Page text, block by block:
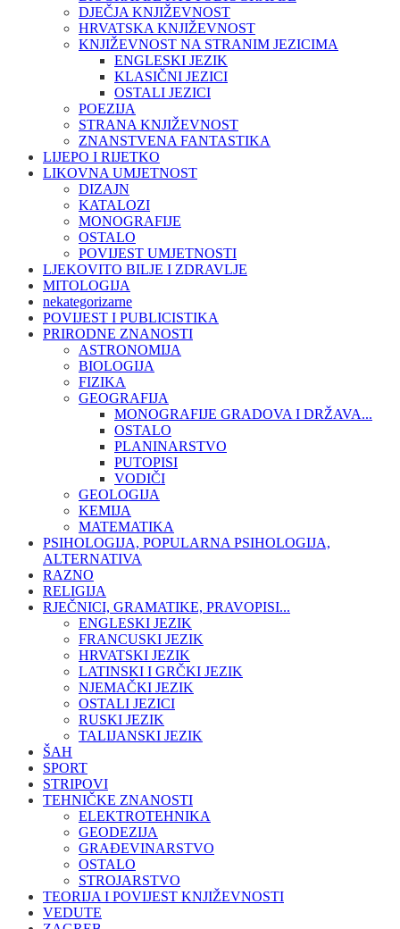
DJEČJA KNJIŽEVNOST
HRVATSKA KNJIŽEVNOST
KNJIŽEVNOST NA STRANIM JEZICIMA
ENGLESKI JEZIK
KLASIČNI JEZICI
OSTALI JEZICI
POEZIJA
STRANA KNJIŽEVNOST
ZNANSTVENA FANTASTIKA
LIJEPO I RIJETKO
LIKOVNA UMJETNOST
DIZAJN
KATALOZI
MONOGRAFIJE
OSTALO
POVIJEST UMJETNOSTI
LJEKOVITO BILJE I ZDRAVLJE
MITOLOGIJA
nekategorizarne
POVIJEST I PUBLICISTIKA
PRIRODNE ZNANOSTI
ASTRONOMIJA
BIOLOGIJA
FIZIKA
GEOGRAFIJA
MONOGRAFIJE GRADOVA I DRŽAVA...
OSTALO
PLANINARSTVO
PUTOPISI
VODIČI
GEOLOGIJA
KEMIJA
MATEMATIKA
PSIHOLOGIJA, POPULARNA PSIHOLOGIJA,
ALTERNATIVA
RAZNO
RELIGIJA
RJEČNICI, GRAMATIKE, PRAVOPISI...
ENGLESKI JEZIK
FRANCUSKI JEZIK
HRVATSKI JEZIK
LATINSKI I GRČKI JEZIK
NJEMAČKI JEZIK
OSTALI JEZICI
RUSKI JEZIK
TALIJANSKI JEZIK
ŠAH
SPORT
STRIPOVI
TEHNIČKE ZNANOSTI
ELEKTROTEHNIKA
GEODEZIJA
GRAĐEVINARSTVO
OSTALO
STROJARSTVO
TEORIJA I POVIJEST KNJIŽEVNOSTI
VEDUTE